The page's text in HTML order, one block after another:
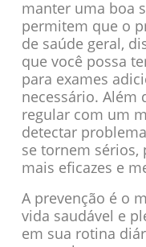
manter uma boa
permitem que o
de saúde geral,
que você possa
para exames
necessário. Além
regular com um
detectar
se tornem
mais eficazes e
A prevenção é o
vida saudável e
em sua rotina